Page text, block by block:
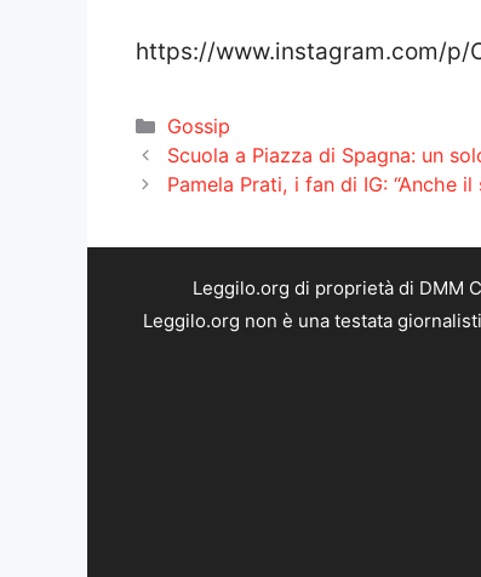
https://www.instagram.com/p/
Categorie
Gossip
Scuola a Piazza di Spagna: un
Pamela Prati, i fan di IG: “Anche
Leggilo.org di proprietà di DMM
Leggilo.org non è una testata